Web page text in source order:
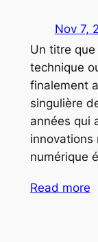
Nov 7,
Un titre
technique
finalement
singulière
années qui
innovations
numérique
Read more